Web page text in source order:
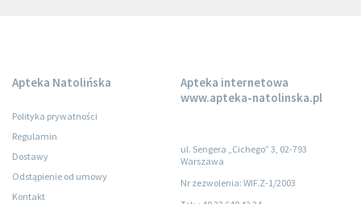
Apteka Natolińska
Polityka prywatności
Regulamin
Dostawy
Odstąpienie od umowy
Kontakt
Apteka internetowa
www.apteka-natolinska.pl
ul. Sengera „Cichego” 3, 02-793
Warszawa
Nr zezwolenia: WIF.Z-1/2003